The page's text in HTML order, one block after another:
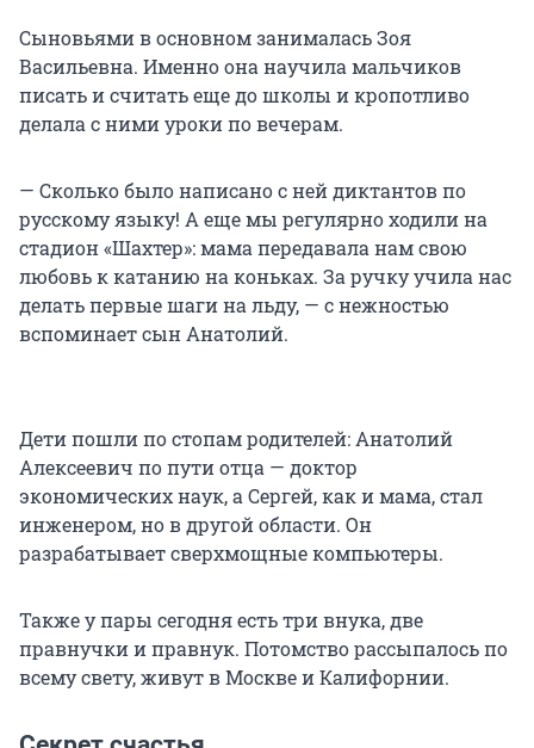
Сыновьями в основном занималась Зоя
Васильевна. Именно она научила мальчиков
писать и считать еще до школы и кропотливо
делала с ними уроки по вечерам.
— Сколько было написано с ней диктантов по
русскому языку! А еще мы регулярно ходили на
стадион «Шахтер»: мама передавала нам свою
любовь к катанию на коньках. За ручку учила нас
делать первые шаги на льду, — с нежностью
вспоминает сын Анатолий.
Дети пошли по стопам родителей: Анатолий
Алексеевич по пути отца — доктор
экономических наук, а Сергей, как и мама, стал
инженером, но в другой области. Он
разрабатывает сверхмощные компьютеры.
Также у пары сегодня есть три внука, две
правнучки и правнук. Потомство рассыпалось по
всему свету, живут в Москве и Калифорнии.